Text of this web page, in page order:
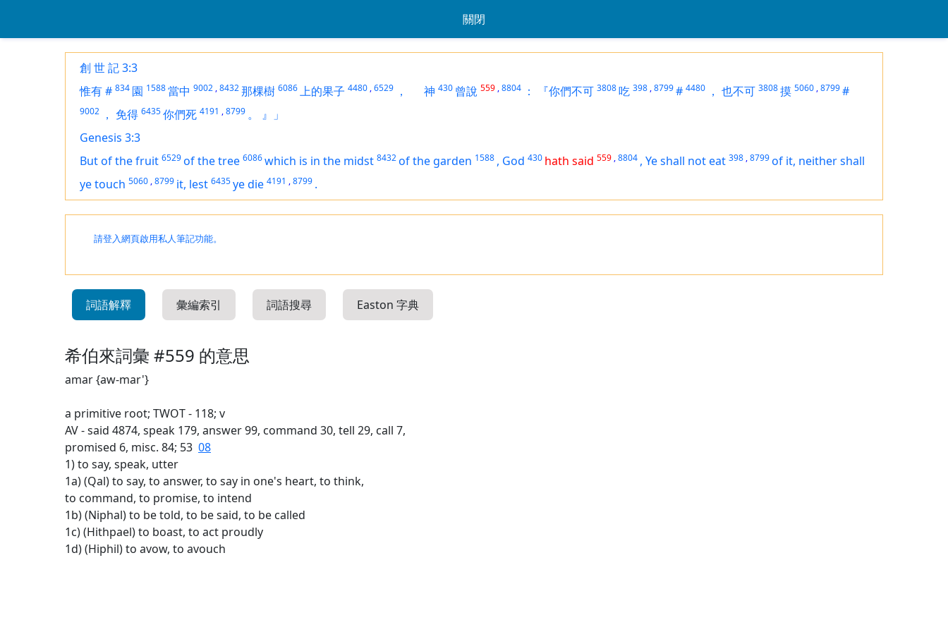
關閉
創 世 記 3:3
惟有# 834 園 1588當中 9002 ,8432那棵樹 6086上的果子 4480 ,6529 ， 神 430 曾說 559 ,8804 ： 『你們不可 3808吃 398 ,8799# 4480 ， 也不可 3808摸 5060 ,8799#
9002 ， 免得 6435你們死 4191 ,8799 。
』」
Genesis 3:3
But of the fruit 6529of the tree 6086which is in the midst 8432of the garden 1588 , God 430 hath said 559 ,8804 , Ye shall not eat 398 ,8799of it, neither shall
ye touch 5060 ,8799 it, lest 6435ye die 4191 ,8799 .
請登入網頁啟用私人筆記功能。
詞語解釋 彙編索引 詞語搜尋 Easton 字典
希伯來詞彙 #559 的意思
amar {aw-mar'}
a primitive root; TWOT - 118; v
AV - said 4874, speak 179, answer 99, command 30, tell 29, call 7,
promised 6, misc. 84; 53 08
1) to say, speak, utter
1a) (Qal) to say, to answer, to say in one's heart, to think,
to command, to promise, to intend
1b) (Niphal) to be told, to be said, to be called
1c) (Hithpael) to boast, to act proudly
1d) (Hiphil) to avow, to avouch